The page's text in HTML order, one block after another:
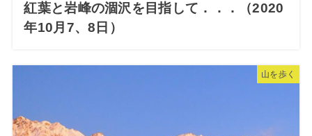
紅葉と岩峰の涸沢を目指して．．．（2020
年10月7、8日）
山を歩く